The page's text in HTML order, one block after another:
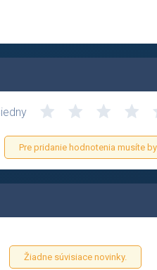
Pre pridanie hodnotenia musíte
Žiadne súvisiace novinky.